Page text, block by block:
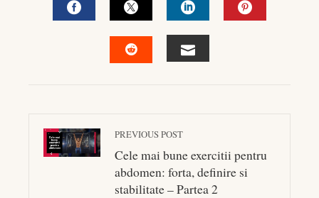
FACEBOOKTWITTERLINKEDIN
PREVIOUS POST
Cele mai bune exercitii pentru
abdomen: forta, definire si
stabilitate – Partea 2